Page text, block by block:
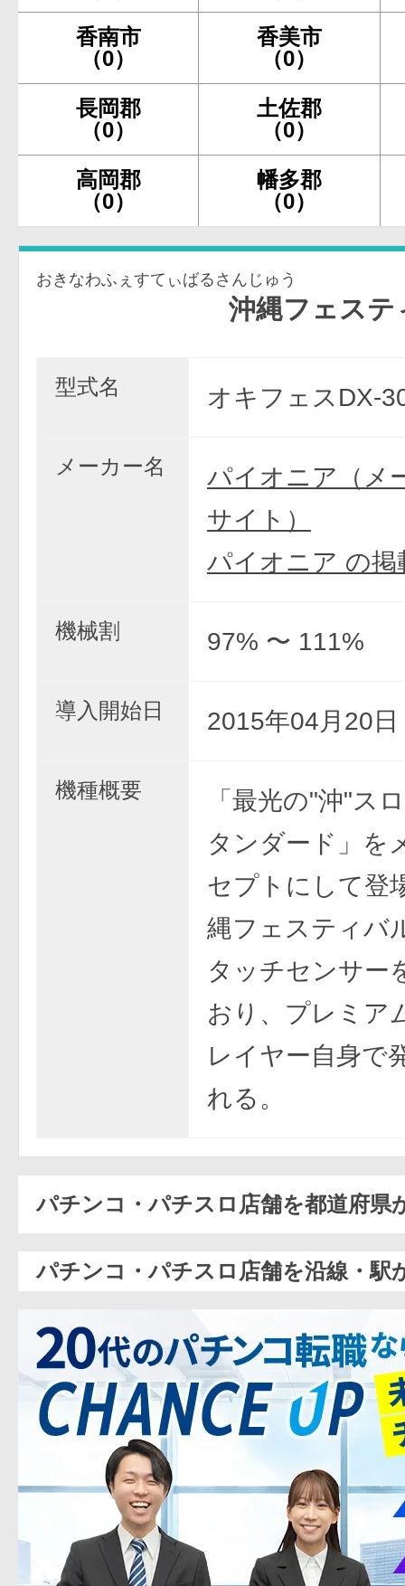
香南市
（0）
香美市
（0）
長岡郡
（0）
土佐郡
（0）
高岡郡
（0）
幡多郡
（0）
おきなわふぇすてぃばるさんじゅう
沖縄フェスティバ
型式名 オキフェスDX-
メーカー名
パイオニア（メ
サイト）
パイオニア の掲
機械割 97% 〜 111%
導入開始日 2015年04月20日
機種概要
「最光の"沖"ス
タンダード」を
セプトにして登
縄フェスティバ
タッチセンサー
おり、プレミア
レイヤー自身で
れる。
パチンコ・パチスロ店舗を都道府県
パチンコ・パチスロ店舗を沿線・駅